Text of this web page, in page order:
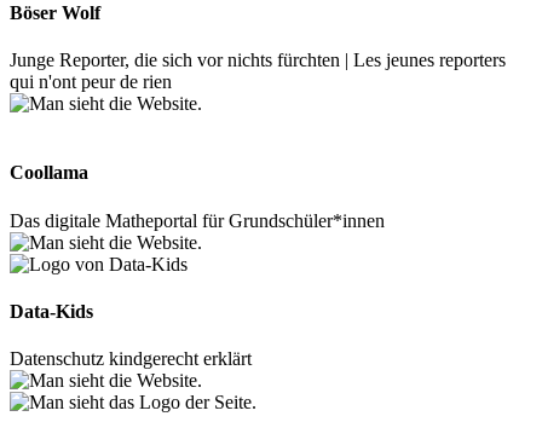
Böser Wolf
Junge Reporter, die sich vor nichts fürchten | Les jeunes reporters
qui n'ont peur de rien
Coollama
Das digitale Matheportal für Grundschüler*innen
Data-Kids
Datenschutz kindgerecht erklärt